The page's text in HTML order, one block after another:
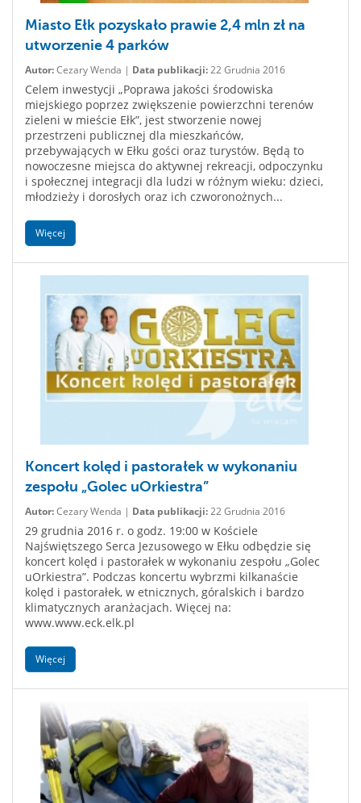
Miasto Ełk pozyskało prawie 2,4 mln zł na
utworzenie 4 parków
Autor:Cezary Wenda | Data publikacji:22 Grudnia 2016
Celem inwestycji „Poprawa jakości środowiska
miejskiego poprzez zwiększenie powierzchni terenów
zieleni w mieście Ełk”, jest stworzenie nowej
przestrzeni publicznej dla mieszkańców,
przebywających w Ełku gości oraz turystów. Będą to
nowoczesne miejsca do aktywnej rekreacji, odpoczynku
i społecznej integracji dla ludzi w różnym wieku: dzieci,
młodzieży i dorosłych oraz ich czworonożnych...
Więcej
Koncert kolęd i pastorałek w wykonaniu
zespołu „Golec uOrkiestra”
Autor:Cezary Wenda | Data publikacji:22 Grudnia 2016
29 grudnia 2016 r. o godz. 19:00 w Kościele
Najświętszego Serca Jezusowego w Ełku odbędzie się
koncert kolęd i pastorałek w wykonaniu zespołu „Golec
uOrkiestra”. Podczas koncertu wybrzmi kilkanaście
kolęd i pastorałek, w etnicznych, góralskich i bardzo
klimatycznych aranżacjach. Więcej na:
www.www.eck.elk.pl
Więcej